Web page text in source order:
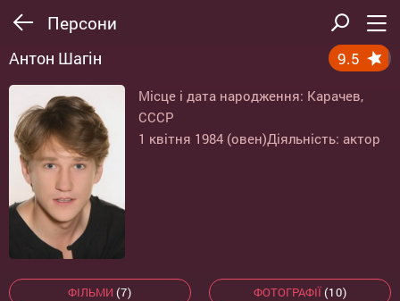
Персони
Антон Шагін 9.5
Місце і дата народження: Карачев,
СССР
1 квітня 1984 (овен)Діяльність: актор
ФІЛЬМИ (7) ФОТОГРАФІЇ(10)